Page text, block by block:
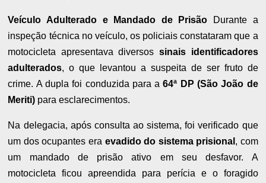
Veículo Adulterado e Mandado de Prisão Durante a
inspeção técnica no veículo, os policiais constataram que a
motocicleta apresentava diversossinais identificadores
adulterados, o que levantou a suspeita de ser fruto de
crime. A dupla foi conduzida para a64ª DP (São João de
Meriti) para esclarecimentos.
Na delegacia, após consulta ao sistema, foi verificado que
um dos ocupantes era evadido do sistema prisional , com
um mandado de prisão ativo em seu desfavor. A
motocicleta ficou apreendida para perícia e o foragido